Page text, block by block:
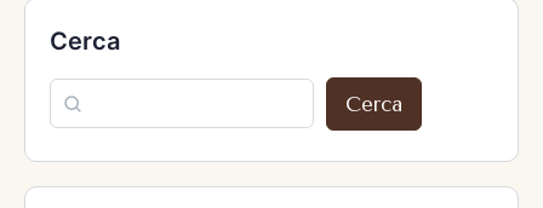
Cerca
Cerca